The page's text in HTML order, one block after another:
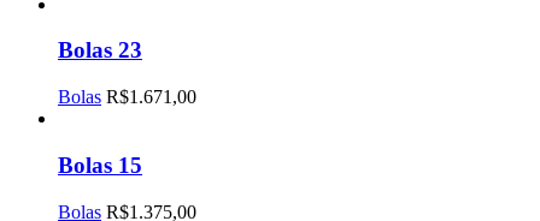
Bolas 23
Bolas R$1.671,00
Bolas 15
Bolas R$1.375,00